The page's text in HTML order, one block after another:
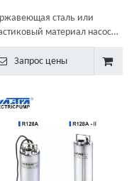
сталь или
материал насоса
вод МСП/СМСП
погружные
Запрос цены